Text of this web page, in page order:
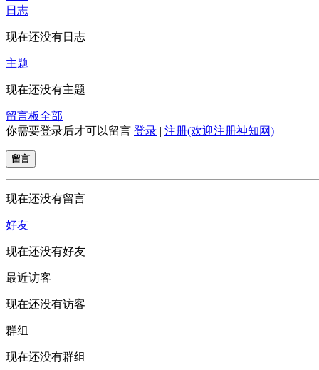
日志
现在还没有日志
主题
现在还没有主题
留言板全部
你需要登录后才可以留言 登录 | 注册(欢迎注册神知网)
留言
现在还没有留言
好友
现在还没有好友
最近访客
现在还没有访客
群组
现在还没有群组